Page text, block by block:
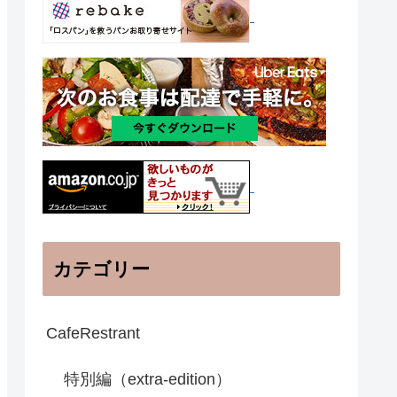
カテゴリー
CafeRestrant
特別編（extra-edition）